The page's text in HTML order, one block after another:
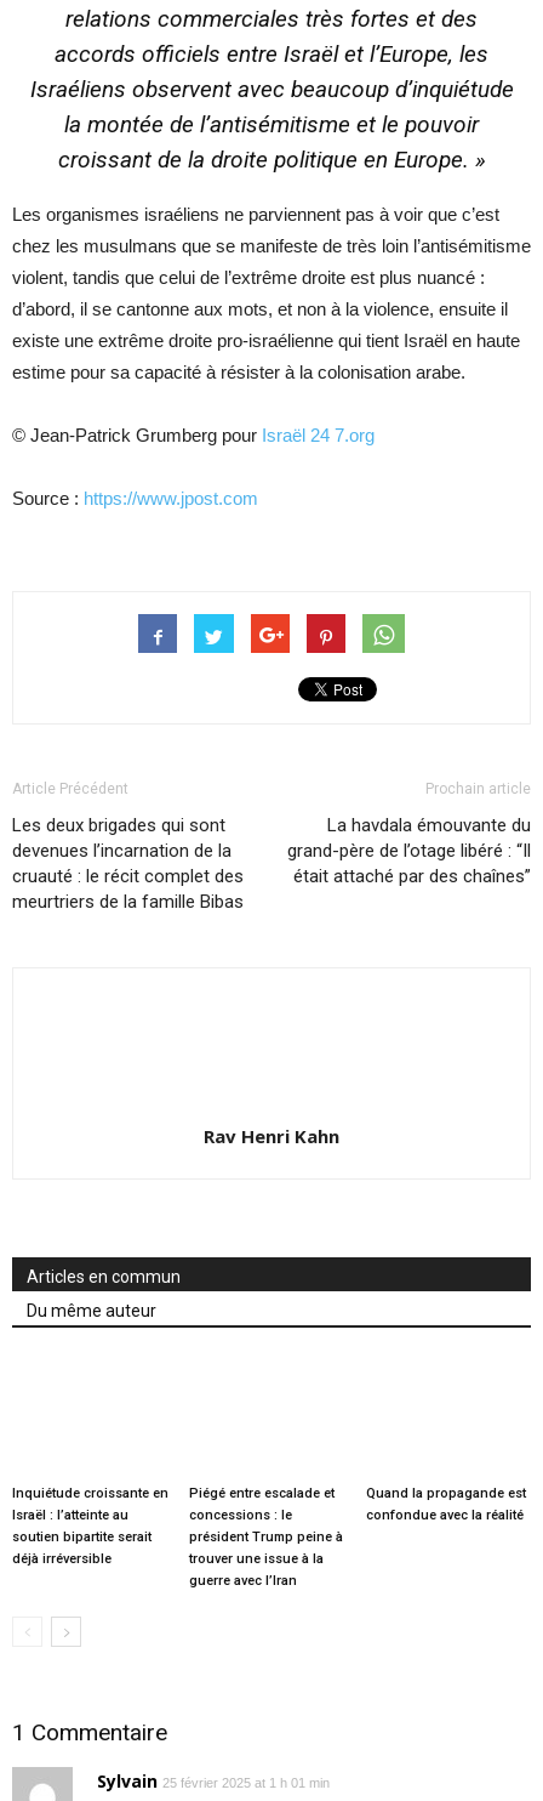
relations commerciales très fortes et des
accords officiels entre Israël et l’Europe, les
Israéliens observent avec beaucoup d’inquiétude
la montée de l’antisémitisme et le pouvoir
croissant de la droite politique en Europe. »
Les organismes israéliens ne parviennent pas à voir que c’est
chez les musulmans que se manifeste de très loin l’antisémitisme
violent, tandis que celui de l’extrême droite est plus nuancé :
d’abord, il se cantonne aux mots, et non à la violence, ensuite il
existe une extrême droite pro-israélienne qui tient Israël en haute
estime pour sa capacité à résister à la colonisation arabe.
© Jean-Patrick Grumberg pour Israël 24 7.org
Source : https://www.jpost.com
Article Précédent
Les deux brigades qui sont
devenues l’incarnation de la
cruauté : le récit complet des
meurtriers de la famille Bibas
Prochain article
La havdala émouvante du
grand-père de l’otage libéré : “Il
était attaché par des chaînes”
Rav Henri Kahn
Articles en commun
Du même auteur
Inquiétude croissante en
Israël : l’atteinte au
soutien bipartite serait
déjà irréversible
Piégé entre escalade et
concessions : le
président Trump peine à
trouver une issue à la
guerre avec l’Iran
Quand la propagande est
confondue avec la réalité
1 Commentaire
Sylvain 25 février 2025 at 1 h 01 min